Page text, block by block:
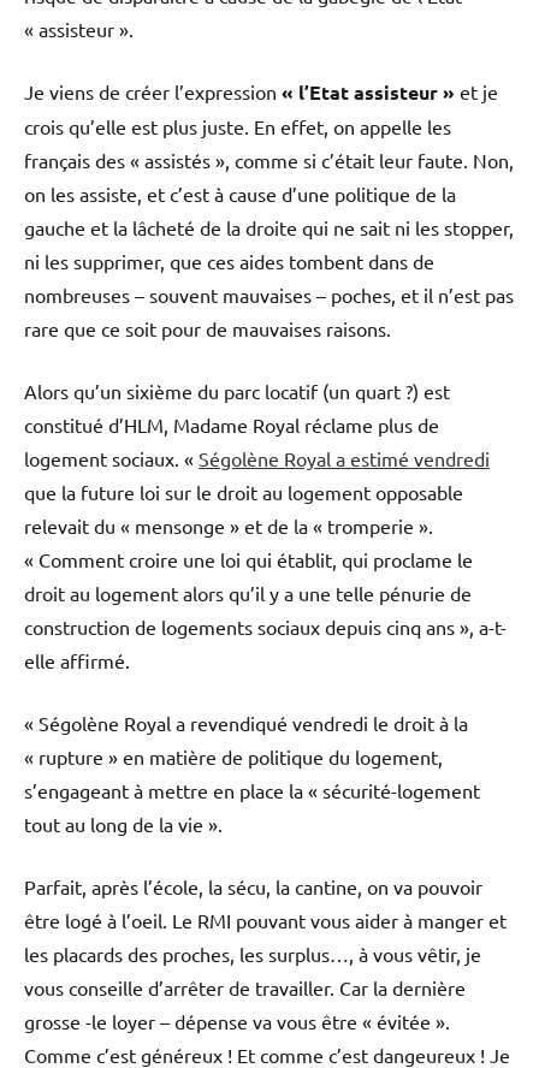
« assisteur ».
Je viens de créer l’expression « l’Etat assisteur » et je
crois qu’elle est plus juste. En effet, on appelle les
français des « assistés », comme si c’était leur faute. Non,
on les assiste, et c’est à cause d’une politique de la
gauche et la lâcheté de la droite qui ne sait ni les stopper,
ni les supprimer, que ces aides tombent dans de
nombreuses – souvent mauvaises – poches, et il n’est pas
rare que ce soit pour de mauvaises raisons.
Alors qu’un sixième du parc locatif (un quart ?) est
constitué d’HLM, Madame Royal réclame plus de
logement sociaux. « Ségolène Royal a estimé vendredi
que la future loi sur le droit au logement opposable
relevait du « mensonge » et de la « tromperie ».
« Comment croire une loi qui établit, qui proclame le
droit au logement alors qu’il y a une telle pénurie de
construction de logements sociaux depuis cinq ans », a-t-
elle affirmé.
« Ségolène Royal a revendiqué vendredi le droit à la
« rupture » en matière de politique du logement,
s’engageant à mettre en place la « sécurité-logement
tout au long de la vie ».
Parfait, après l’école, la sécu, la cantine, on va pouvoir
être logé à l’oeil. Le RMI pouvant vous aider à manger et
les placards des proches, les surplus…, à vous vêtir, je
vous conseille d’arrêter de travailler. Car la dernière
grosse -le loyer – dépense va vous être « évitée ».
Comme c’est généreux ! Et comme c’est dangeureux ! Je